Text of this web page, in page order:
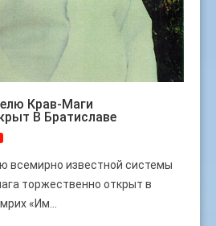
Крав-Маги
В Братиславе
всемирно известной системы
торжественно открыт в
«Им...